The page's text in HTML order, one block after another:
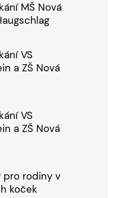
MŠ Nová
VS
a ZŠ Nová
VS
a ZŠ Nová
pro rodiny v
koček